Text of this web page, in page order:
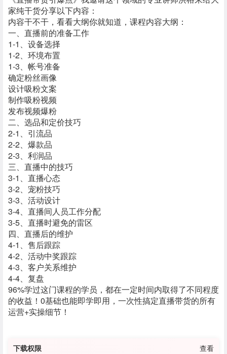
家纯干货分享以下内容：
内容干不干，看看大纲你就知道，课程内容大纲：
一、直播前的准备工作
1-1、设备选择
1-2、环境布置
1-3、帐号准备
确定粉丝画像
设计吸粉文案
制作吸粉视频
发布视频爆粉
二、选品和定价技巧
2-1、引流品
2-2、爆款品
2-3、利润品
三、直播中的技巧
3-1、直播心态
3-2、宠粉技巧
3-3、活动设计
3-4、直播间人员工作分配
3-5、直播时避免的雷区
四、直播后的维护
4-1、售后跟踪
4-2、活动中奖跟踪
4-3、客户关系维护
4-4、复盘
96%学过这门课程的学员，都在一定时间内取得了不同程度
的收益！0基础也能即学即用，一次性搞定直播带货的所有
运营+实操细节！
下载权限 查看